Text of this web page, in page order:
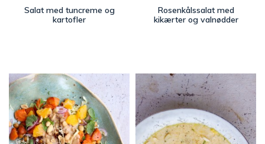
Salat med tuncreme og
kartofler
Rosenkålssalat med
kikærter og valnødder